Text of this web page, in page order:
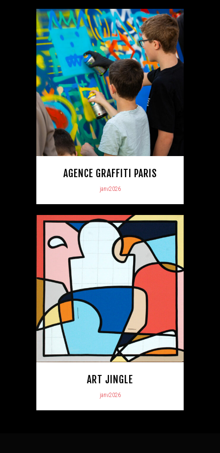
AGENCE GRAFFITI PARIS
janv2026
ART JINGLE
janv2026